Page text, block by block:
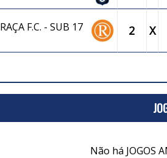
RAÇA F.C. - SUB 17 2 X
Não há JOGOS